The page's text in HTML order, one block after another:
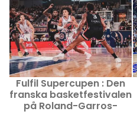
Fulfil Supercupen : Den
franska basketfestivalen
på Roland-Garros-